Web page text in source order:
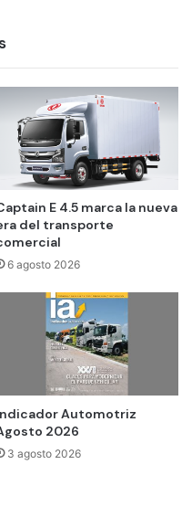
E 4.5 marca la nueva
del transporte
6 agosto 2026
Automotriz
2026
3 agosto 2026